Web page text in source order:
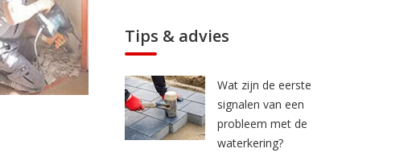
Tips & advies
Wat zijn de eerste
signalen van een
probleem met de
waterkering?